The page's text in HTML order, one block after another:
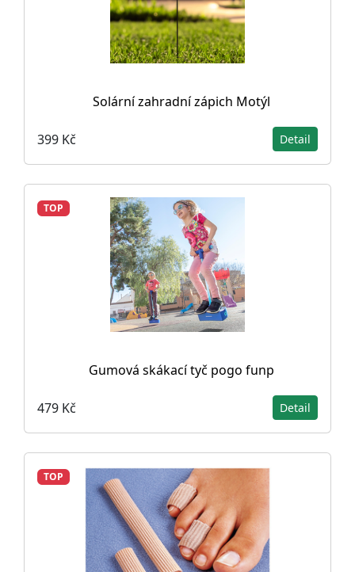
Solární zahradní zápich Motýl
399 Kč Detail
TOP
Gumová skákací tyč pogo funp
479 Kč Detail
TOP